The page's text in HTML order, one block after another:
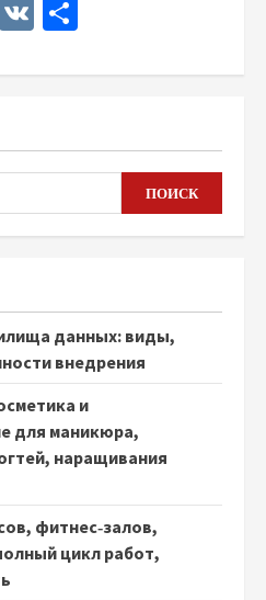
Telegram
VK
ПОИСК
данных: виды,
внедрения
и
для маникюра,
наращивания
фитнес‑залов,
цикл работ,